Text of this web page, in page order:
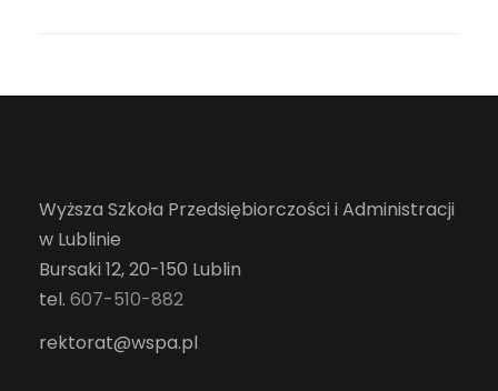
Wyższa Szkoła Przedsiębiorczości i Administracji
w Lublinie
Bursaki 12, 20-150 Lublin
tel. 607-510-882
rektorat@wspa.pl